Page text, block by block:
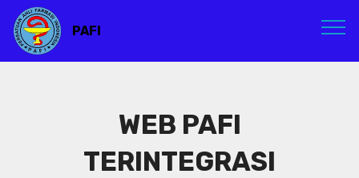
PAFI
WEB PAFI
TERINTEGRASI